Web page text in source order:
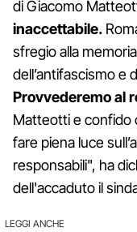
di Giacomo
inaccettabile.
sfregio alla
dell’antifascismo e
Provvederemo al
Matteotti e confido
fare piena luce
responsabili", ha
dell'accaduto il
LEGGI ANCHE